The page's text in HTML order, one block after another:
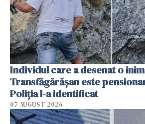
Individul care a desenat o
Transfăgărășan este
Poliția l-a identificat
07 AUGUST 2026